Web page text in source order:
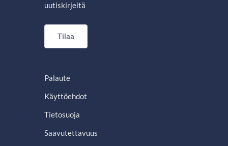
uutiskirjeitä
Tilaa
Palaute
Käyttöehdot
Tietosuoja
Saavutettavuus